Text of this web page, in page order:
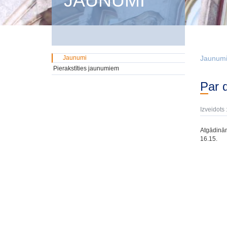
Jaunumi
Izveidots
16.15.
Jaunumi
Pierakstīties jaunumiem